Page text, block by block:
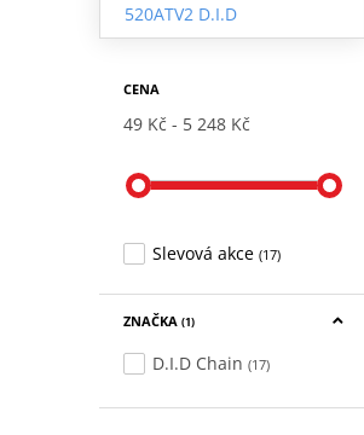
520ATV2 D.I.D
CENA
49 Kč 5 248 Kč
Slevová akce (17)
ZNAČKA (1)
D.I.D Chain (17)